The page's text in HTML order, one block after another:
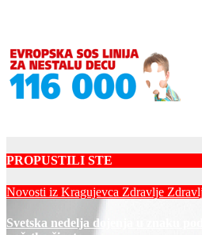
PROPUSTILI STE
Novosti iz Kragujevca Zdravlje
Svetska nedelja dojenja u znaku